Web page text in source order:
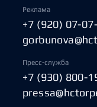
Реклама
+7 (920) 07-
Пресс-служба
+7 (930) 800-